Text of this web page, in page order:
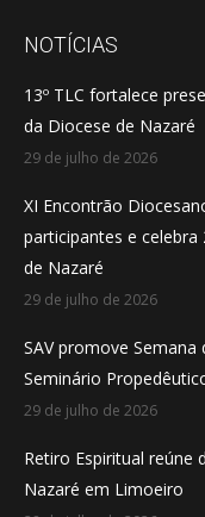
opens
new
window
opens
new
window
opens
new
window
NOTÍCIAS
13º TLC fortalece
da Diocese de Nazaré
29 de julho de 2026
XI Encontrão
participantes e celebra
de Nazaré
29 de julho de 2026
SAV promove Semana
Seminário
29 de julho de 2026
Retiro Espiritual reúne
Nazaré em Limoeiro